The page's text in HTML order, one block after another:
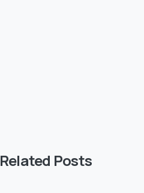
Related Posts